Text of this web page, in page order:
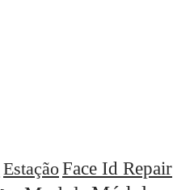
EstaçãoFace Id Repair